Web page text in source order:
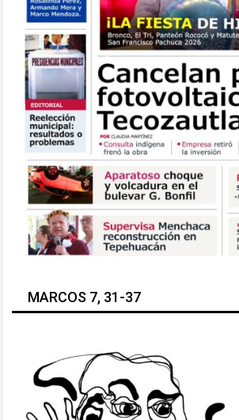
MARCOS 7, 31-37